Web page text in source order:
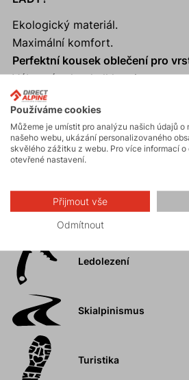
Ekologický materiál.
Maximální komfort.
Perfektní kousek oblečení pro
Výborný odvod vlhkosti.
Anatomický límec s měkkým
Aktivity
Horské expedice
Ledolezení
Skialpinismus
Turistika
Používáme cookies
Můžeme je umístit pro analýzu našich údajů
našeho webu, ukázání personalizovaného
skvělého zážitku z webu. Pro více informací
otevřené nastavení.
Přijmout vše
Odmítnout